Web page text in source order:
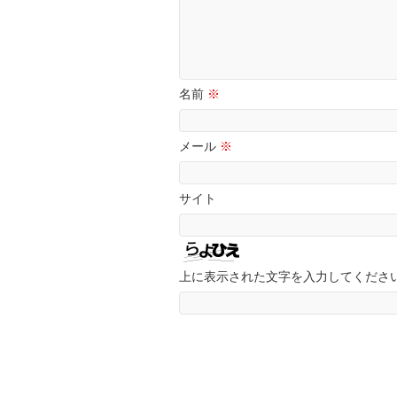
名前 ※
メール ※
サイト
上に表示された文字を入力してくださ